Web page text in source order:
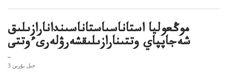
موڭعوليا استاناسىاستاناسىندانارازىلىق
شەجاپپاي وتتىنارازىلىقشەرۋلەرىءوتتى
..
3 جىل بۇرىن